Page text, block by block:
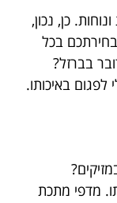
כן, נכון,
בכל
בברזל?
באיכותו.
מדפי מתכת